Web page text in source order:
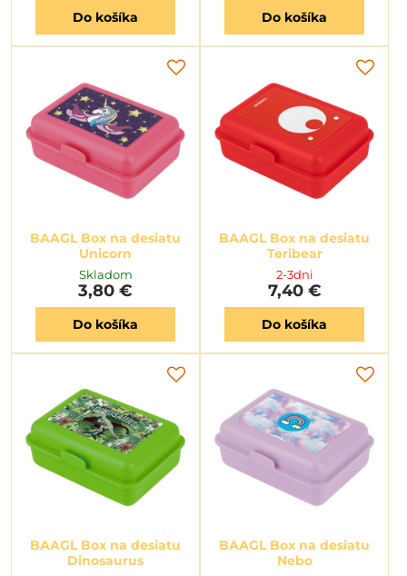
Do košíka Do košíka
BAAGL Box na desiatu
Unicorn
Skladom
3,80 €
Do košíka
BAAGL Box na desiatu
Teribear
2-3dni
7,40 €
Do košíka
BAAGL Box na desiatu
Dinosaurus
BAAGL Box na desiatu
Nebo